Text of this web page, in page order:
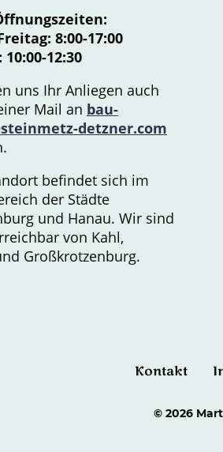
8:00-17:00
12:30
uns Ihr Anliegen auch
Mail an bau-
detzner.com
befindet sich im
der Städte
und Hanau. Wir sind
von Kahl,
Großkrotzenburg.
Kontakt
© 2026